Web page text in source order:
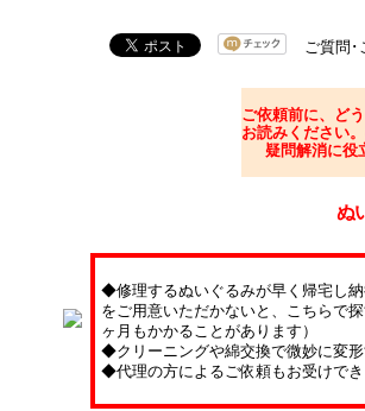
ご質問･
ご依頼前に、ど
お読みください
疑問解消に役
ぬ
◆修理するぬいぐるみが早く帰宅し
をご用意いただかないと、こちらで
ヶ月もかかることがあります）
◆クリーニングや綿交換で微妙に変
◆代理の方によるご依頼もお受けで